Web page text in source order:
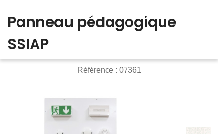
Panneau pédagogique
SSIAP
Référence : 07361